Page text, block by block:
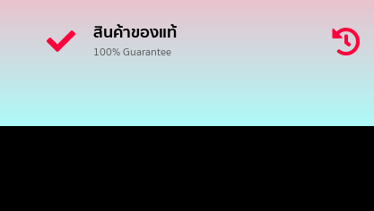
สินค้าของแท้
100% Guarantee